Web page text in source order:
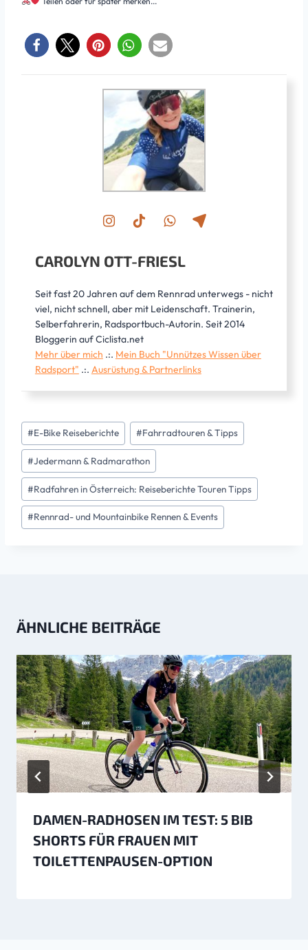
CAROLYN OTT-FRIESL
Seit fast 20 Jahren auf dem Rennrad unterwegs - nicht
viel, nicht schnell, aber mit Leidenschaft. Trainerin,
Selberfahrerin, Radsportbuch-Autorin. Seit 2014
Bloggerin auf Ciclista.net
Mehr über mich .:. Mein Buch "Unnützes Wissen über
Radsport" .:. Ausrüstung & Partnerlinks
Schlagworte:
#E-Bike Reiseberichte #Fahrradtouren & Tipps
#Jedermann & Radmarathon
#Radfahren in Österreich: Reiseberichte Touren Tipps
#Rennrad- und Mountainbike Rennen & Events
ÄHNLICHE BEITRÄGE
DAMEN-RADHOSEN IM TEST: 5 BIB
SHORTS FÜR FRAUEN MIT
TOILETTENPAUSEN-OPTION